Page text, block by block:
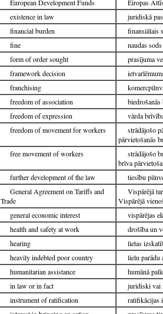
European Development Funds
Eiropas
existence in law
juridiskā
financial burden
finansiālais
fine
naudas sods
form of order sought
prasījuma
framework decision
franchising
freedom of association
freedom of expression
vārda
freedom of movement for workers
strādājošo
pārvietošanās
free movement of workers
strādājošo
brīva
further development of the law
tiesību
General Agreement on Tariffs and
Trade
Vispārējā
Vispārējā
general economic interest
vispārējas
health and safety at work
drošība un
hearing
lietas
heavily indebted poor country
lielu parādu
humanitarian assistance
humānā
in law or in fact
juridiski
instrument of ratification
ratifikācijas